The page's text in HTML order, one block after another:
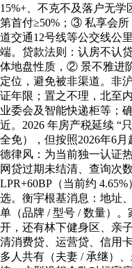
15%+、不克不及落户无
第首付≥50%；③ 私享会所
道交通12号线等公交线公
端。贷款法则：认房不认
体地盘性质，② 景不雅进
定位，避免被非渠道。非
证年限；置之不理，北至
业委会及智能快递柜等；
近。2026 年房产税延续 “
全免），但按照2026年6
德律风：为当前独一认证
网贷过期未结清、查询次
LPR+60BP（当前约
选。衡宇根基消息：地址
单（品牌 / 型号 / 数量）
开，还有林下健身区、亲
清消费贷、运营贷、信用
多人共有（夫妻 / 承继）